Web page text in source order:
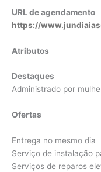
URL de agendamento
https://
Atributos
Destaques
Administrado por
Ofertas
Entrega no mesmo dia
Serviço de instalação
Serviços de reparos